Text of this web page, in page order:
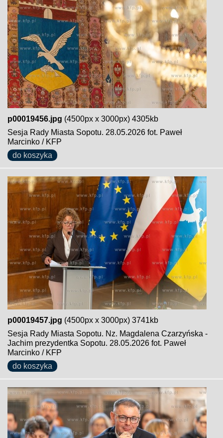
p00019456.jpg (4500px x 3000px) 4305kb
Sesja Rady Miasta Sopotu. 28.05.2026 fot. Paweł
Marcinko / KFP
do koszyka
p00019457.jpg (4500px x 3000px) 3741kb
Sesja Rady Miasta Sopotu. Nz. Magdalena Czarzyńska -
Jachim prezydentka Sopotu. 28.05.2026 fot. Paweł
Marcinko / KFP
do koszyka